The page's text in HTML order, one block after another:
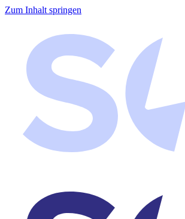
Zum Inhalt springen